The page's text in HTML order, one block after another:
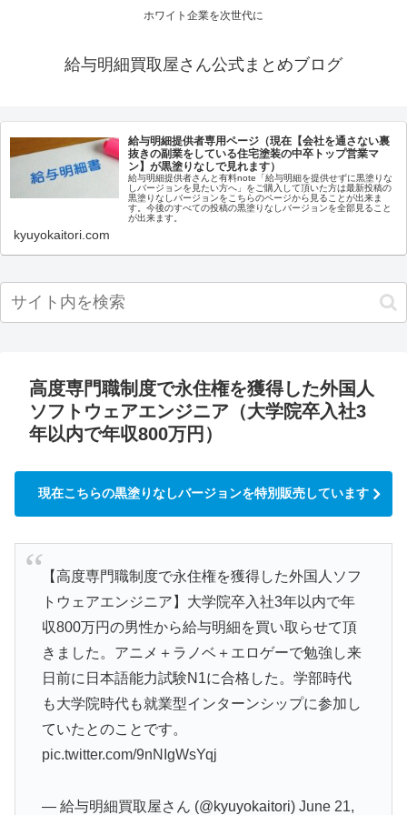
ホワイト企業を次世代に
給与明細買取屋さん公式まとめブログ
給与明細提供者専用ページ（現在【会社を通さない裏
抜きの副業をしている住宅塗装の中卒トップ営業マ
ン】が黒塗りなしで見れます）
給与明細提供者さんと有料note「給与明細を提供せずに黒塗りな
しバージョンを見たい方へ」をご購入して頂いた方は最新投稿の
黒塗りなしバージョンをこちらのページから見ることが出来ま
す。今後のすべての投稿の黒塗りなしバージョンを全部見ること
が出来ます。
kyuyokaitori.com
高度専門職制度で永住権を獲得した外国人
ソフトウェアエンジニア（大学院卒入社3
年以内で年収800万円）
現在こちらの黒塗りなしバージョンを特別販売しています
【高度専門職制度で永住権を獲得した外国人ソフ
トウェアエンジニア】大学院卒入社3年以内で年
収800万円の男性から給与明細を買い取らせて頂
きました。アニメ＋ラノベ＋エロゲーで勉強し来
日前に日本語能力試験N1に合格した。学部時代
も大学院時代も就業型インターンシップに参加し
ていたとのことです。
pic.twitter.com/9nNIgWsYqj
— 給与明細買取屋さん (@kyuyokaitori) June 21,